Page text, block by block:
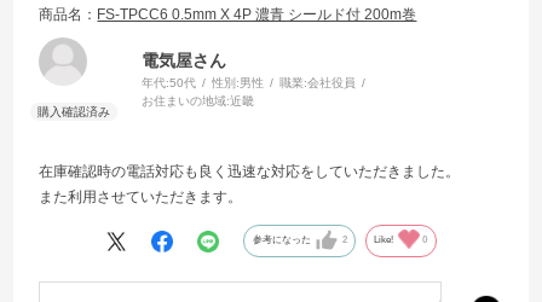
商品名： FS-TPCC6 0.5mm X 4P 濃青 シールド付 200m巻
電気屋さん
年代:50代 性別:男性 職業:会社役員
お住まいの地域:近畿
在庫確認時の電話対応も良く迅速な対応をしていただきました。
また利用させていただきます。
参考になった 2 Like! 0